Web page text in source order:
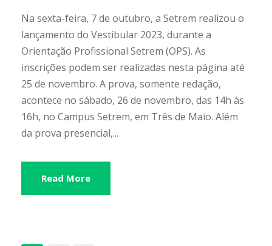
Na sexta-feira, 7 de outubro, a Setrem realizou o
lançamento do Vestibular 2023, durante a
Orientação Profissional Setrem (OPS). As
inscrições podem ser realizadas nesta página até
25 de novembro. A prova, somente redação,
acontece no sábado, 26 de novembro, das 14h às
16h, no Campus Setrem, em Três de Maio. Além
da prova presencial,...
Read More